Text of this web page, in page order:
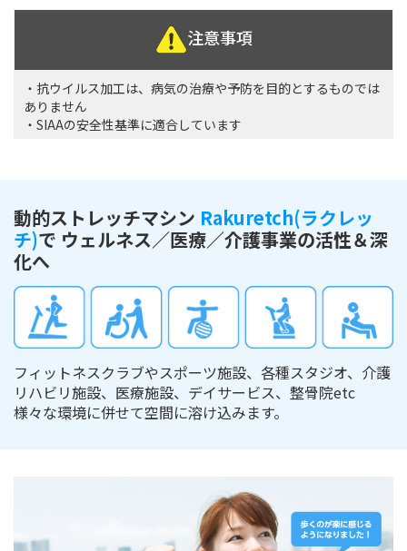
注意事項
・抗ウイルス加工は、病気の治療や予防を目的とするものでは
ありません
・SIAAの安全性基準に適合しています
動的ストレッチマシン Rakuretch(ラクレッ
チ)で ウェルネス／医療／介護事業の活性＆深
化へ
フィットネスクラブやスポーツ施設、各種スタジオ、介護
リハビリ施設、医療施設、デイサービス、整骨院etc
様々な環境に併せて空間に溶け込みます。